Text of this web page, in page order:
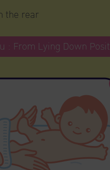
the rear
น : From Lying Down